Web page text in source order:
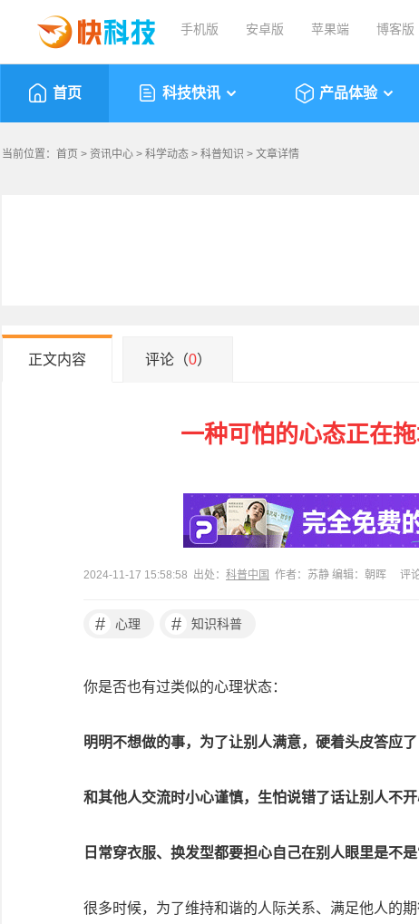
手机版 安卓版 苹果端 博客版
首页 科技快讯 产品体验
当前位置： 首页 > 资讯中心 > 科学动态 > 科普知识 > 文章详情
正文内容 评论（0）
一种可怕的心态正在
2024-11-17 15:58:58 出处： 科普中国 作者：苏静 编辑：朝晖 评
# 心理 # 知识科普
你是否也有过类似的心理状态：
明明不想做的事，为了让别人满意，硬着头皮答应了
和其他人交流时小心谨慎，生怕说错了话让别人不开
日常穿衣服、换发型都要担心自己在别人眼里是不
很多时候，为了维持和谐的人际关系、满足他人的